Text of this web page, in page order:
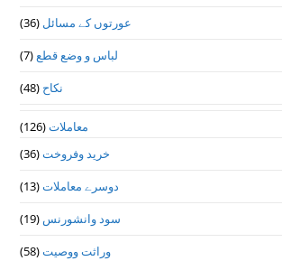
عورتوں کے مسائل (36)
لباس و وضع قطع(7)
نکاح (48)
معاملات(126)
خرید وفروخت(36)
دوسرے معاملات(13)
سود وانشورنس (19)
وراثت ووصيت(58)